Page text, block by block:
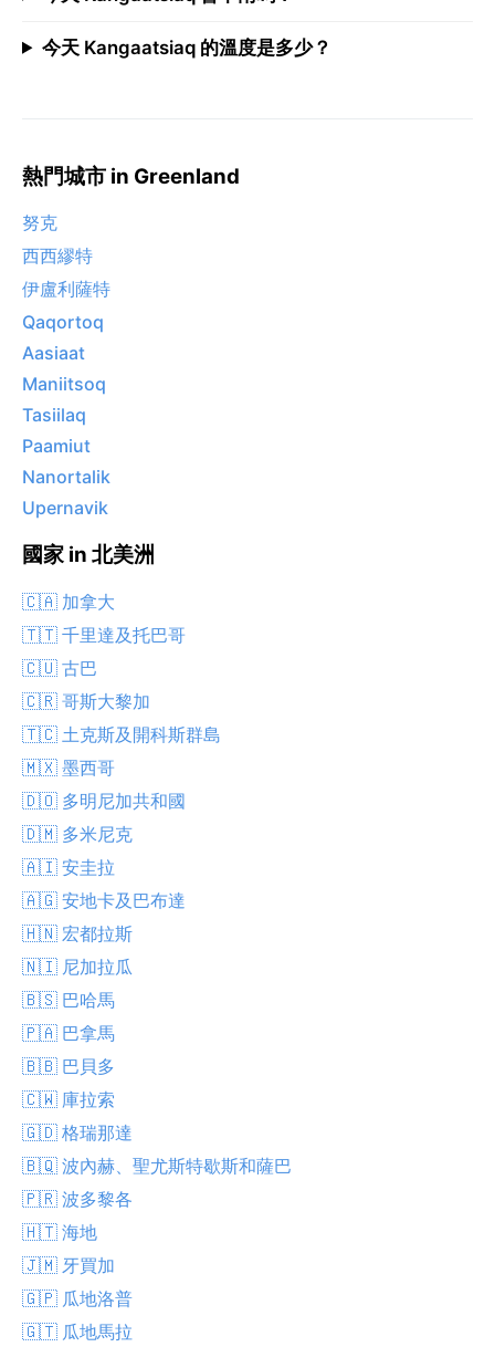
今天 Kangaatsiaq 的溫度是多少？
熱門城市 in Greenland
努克
西西繆特
伊盧利薩特
Qaqortoq
Aasiaat
Maniitsoq
Tasiilaq
Paamiut
Nanortalik
Upernavik
國家 in 北美洲
🇨🇦 加拿大
🇹🇹 千里達及托巴哥
🇨🇺 古巴
🇨🇷 哥斯大黎加
🇹🇨 土克斯及開科斯群島
🇲🇽 墨西哥
🇩🇴 多明尼加共和國
🇩🇲 多米尼克
🇦🇮 安圭拉
🇦🇬 安地卡及巴布達
🇭🇳 宏都拉斯
🇳🇮 尼加拉瓜
🇧🇸 巴哈馬
🇵🇦 巴拿馬
🇧🇧 巴貝多
🇨🇼 庫拉索
🇬🇩 格瑞那達
🇧🇶 波內赫、聖尤斯特歇斯和薩巴
🇵🇷 波多黎各
🇭🇹 海地
🇯🇲 牙買加
🇬🇵 瓜地洛普
🇬🇹 瓜地馬拉